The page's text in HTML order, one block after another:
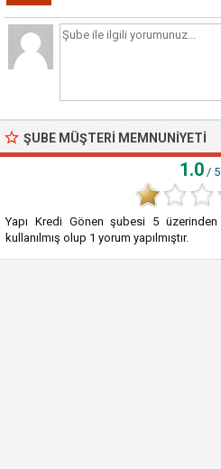
ŞUBE MÜŞTERI MEMNUNIYETI
1.0 / 5
Yapı Kredi Gönen şubesi 5 üzerinden
kullanılmış olup 1 yorum yapılmıştır.